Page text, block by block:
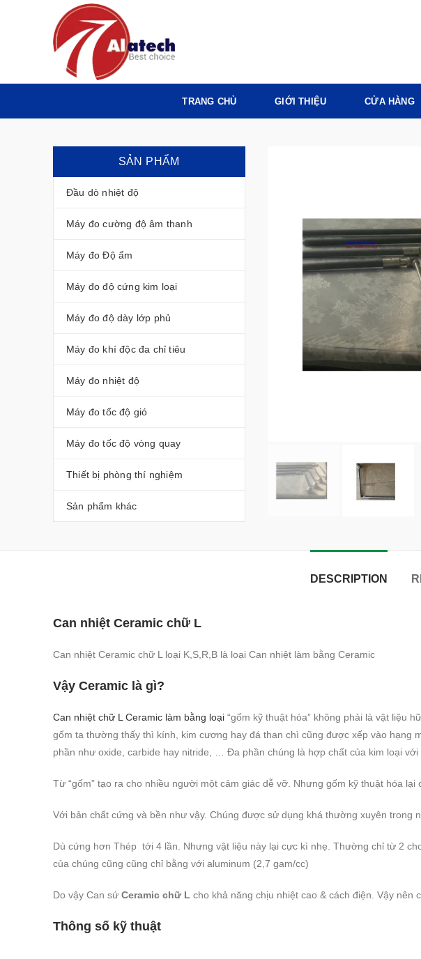
TRANG CHỦ GIỚI THIỆU CỬA HÀNG
SẢN PHẨM
Đầu dò nhiệt độ
Máy đo cường độ âm thanh
Máy đo Độ ẩm
Máy đo độ cứng kim loại
Máy đo độ dày lớp phủ
Máy đo khí độc đa chỉ tiêu
Máy đo nhiệt độ
Máy đo tốc độ gió
Máy đo tốc độ vòng quay
Thiết bị phòng thí nghiệm
Sản phẩm khác
DESCRIPTION
Can nhiệt Ceramic chữ L
Can nhiệt Ceramic chữ L loại K,S,R,B là loại Can nhiệt làm bằng Ceramic
Vậy Ceramic là gì?
Can nhiệt chữ L Ceramic làm bằng loại “gốm kỹ thuật hóa” không phải là vật liệu
gốm ta thường thấy thì kính, kim cương hay đá than chì cũng được xếp vào hạng
phần như oxide, carbide hay nitride, … Đa phần chúng là hợp chất của kim loại với
Từ “gốm” tạo ra cho nhiều người một cảm giác dễ vỡ. Nhưng gốm kỹ thuật hóa
Với bản chất cứng và bền như vậy. Chúng được sử dụng khá thường xuyên trong
Dù cứng hơn Thép tới 4 lần. Nhưng vật liệu này lại cực kì nhẹ. Thường chỉ từ 2
của chúng cũng cũng chỉ bằng với aluminum (2,7 gam/cc)
Do vậy Can sứ Ceramic chữ L cho khả năng chịu nhiệt cao & cách điện. Vậy nên
Thông số kỹ thuật